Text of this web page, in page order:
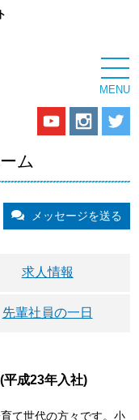
ム
メッセージを送る
求人情報
先輩社員の一日
(平成23年入社)
て世代の方々です。小